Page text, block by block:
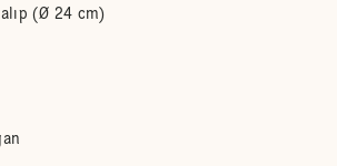
(Ø 24 cm)